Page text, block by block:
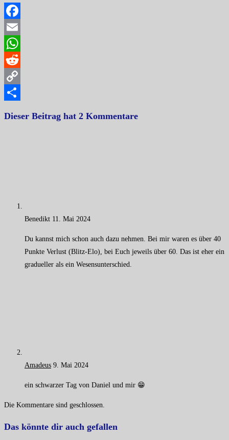
Facebook
Email
WhatsApp
Reddit
Copy
Dieser Beitrag hat 2 Kommentare
Benedikt 11. Mai 2024
Du kannst mich schon auch dazu nehmen. Bei mir waren es über 40
Punkte Verlust (Blitz-Elo), bei Euch jeweils über 60. Das ist eher ein
gradueller als ein Wesensunterschied.
Amadeus 9. Mai 2024
ein schwarzer Tag von Daniel und mir 😁
Die Kommentare sind geschlossen.
Das könnte dir auch gefallen